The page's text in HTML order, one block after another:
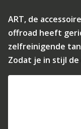
ART, de
offroad heeft
zelfreinigende
Zodat je in stijl de